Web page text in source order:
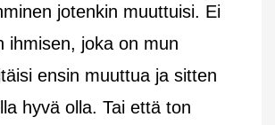
jotenkin muuttuisi. Ei
ihmisen, joka on mun
ensin muuttua ja sitten
hyvä olla. Tai että ton